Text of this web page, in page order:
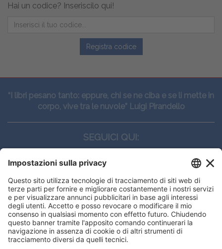
Hai un codice? Inseriscilo qui!
Registra codice
“I libri pesano tanto: eppure, chi se ne ciba e se li mette in
corpo, vive tra le nuvole” Luigi Pirandello
SEGUICI QUI:
CONTATTI
Edi.Ermes srl
Viale E. Forlanini, 21 - 20134, Milano
(+39)027021121
E-mail:eeinfo@eenet.it